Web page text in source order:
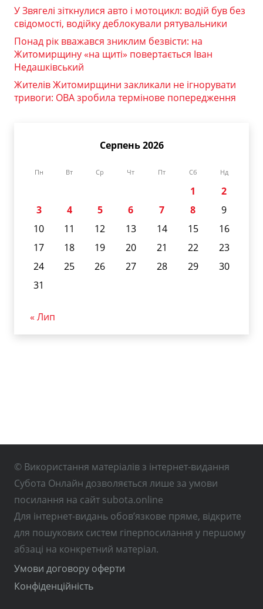
У Звягелі зіткнулися авто і мотоцикл: водій був без
свідомості, водійку деблокували рятувальники
Понад рік вважався зниклим безвісти: на
Житомирщину «на щиті» повертається Іван
Недашківський
Жителів Житомирщини закликали не ігнорувати
тривоги: ОВА зробила термінове попередження
Серпень 2026
Пн Вт Ср Чт Пт Сб Нд
1
2
3
4 5 6 7 8
9
10
11 12 13 14 15
16
17
18 19 20 21 22
23
24
25 26 27 28 29
30
31
« Лип
© Використання матеріалів з інтернет-видання
Субота Онлайн дозволяється лише за умови
посилання на сайт subota.online
Для інтернет-видань обов’язкове пряме, відкрите
для пошукових систем гіперпосилання у першому
абзаці на конкретний матеріал.
Умови договору оферти
Конфіденційність